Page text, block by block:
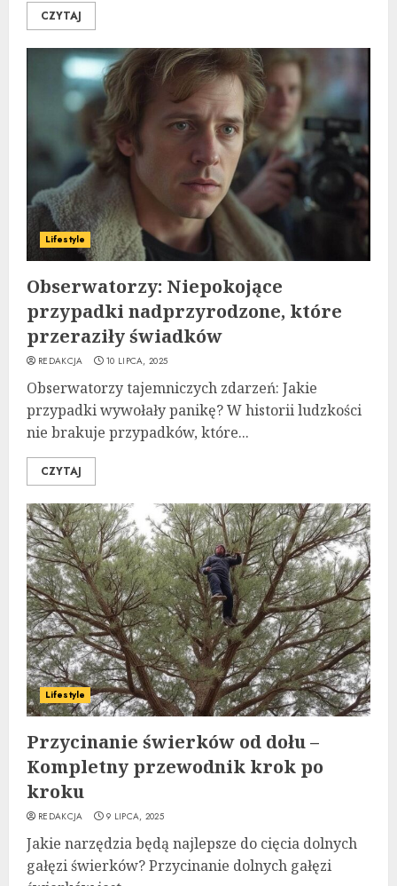
CZYTAJ
Lifestyle
Obserwatorzy: Niepokojące
przypadki nadprzyrodzone, które
przeraziły świadków
REDAKCJA 10 LIPCA, 2025
Obserwatorzy tajemniczych zdarzeń: Jakie
przypadki wywołały panikę? W historii ludzkości
nie brakuje przypadków, które...
CZYTAJ
Lifestyle
Przycinanie świerków od dołu –
Kompletny przewodnik krok po
kroku
REDAKCJA 9 LIPCA, 2025
Jakie narzędzia będą najlepsze do cięcia dolnych
gałęzi świerków? Przycinanie dolnych gałęzi